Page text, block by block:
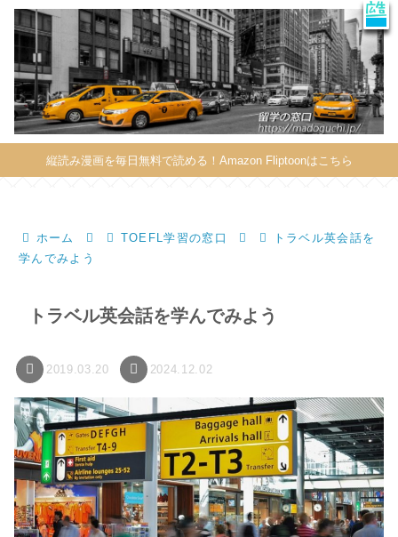
X
このサイトはプロモーションを含みます
縦読み漫画を毎日無料で読める！Amazon Fliptoonはこちら
ホーム TOEFL学習の窓口
トラベル英会話を
学んでみよう
トラベル英会話を学んでみよう
2019.03.20 2024.12.02